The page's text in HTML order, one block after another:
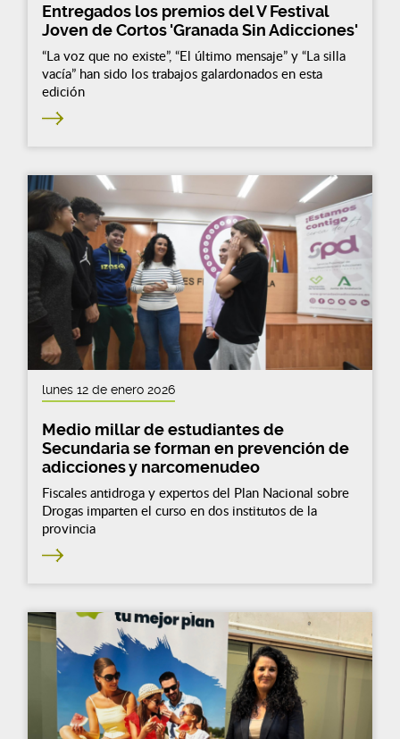
Entregados los premios del V Festival
Joven de Cortos 'Granada Sin Adicciones'
“La voz que no existe”, “El último mensaje” y “La silla
vacía” han sido los trabajos galardonados en esta
edición
lunes 12 de enero 2026
Medio millar de estudiantes de
Secundaria se forman en prevención de
adicciones y narcomenudeo
Fiscales antidroga y expertos del Plan Nacional sobre
Drogas imparten el curso en dos institutos de la
provincia